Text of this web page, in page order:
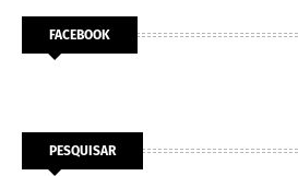
FACEBOOK
PESQUISAR